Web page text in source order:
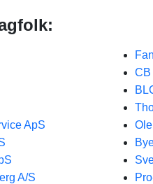
ApS
A/S
CB